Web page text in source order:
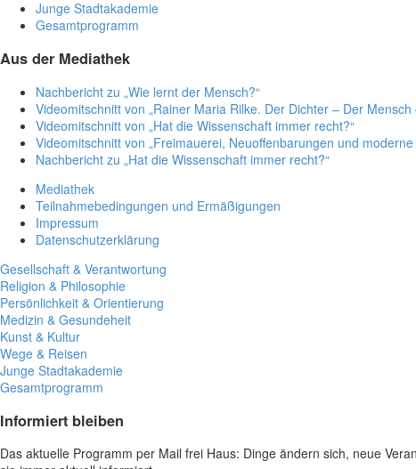
Junge Stadtakademie
Gesamtprogramm
Aus der Mediathek
Nachbericht zu „Wie lernt der Mensch?“
Videomitschnitt von „Rainer Maria Rilke. Der Dichter – Der Mensch
Videomitschnitt von „Hat die Wissenschaft immer recht?“
Videomitschnitt von „Freimauerei, Neuoffenbarungen und moderne
Nachbericht zu „Hat die Wissenschaft immer recht?“
Mediathek
Teilnahmebedingungen und Ermäßigungen
Impressum
Datenschutzerklärung
Gesellschaft & Verantwortung
Religion & Philosophie
Persönlichkeit & Orientierung
Medizin & Gesundeheit
Kunst & Kultur
Wege & Reisen
Junge Stadtakademie
Gesamtprogramm
Informiert bleiben
Das aktuelle Programm per Mail frei Haus: Dinge ändern sich, neue